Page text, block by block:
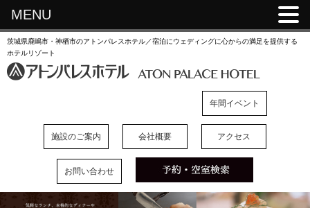
茨城県鹿嶋市・神栖市のアトンパレスホテル／宿泊にウェディングに心からの満足を提供する
ホテルリゾート
年間イベント
施設のご案内 会社概要 アクセス
お問い合わせ
MENU